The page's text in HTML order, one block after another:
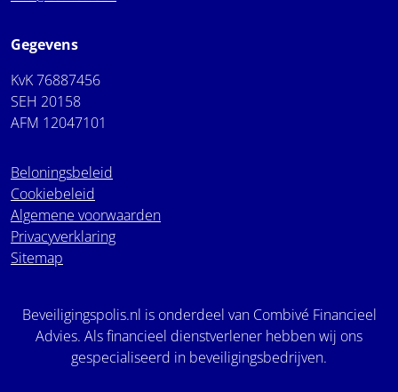
Gegevens
KvK 76887456
SEH 20158
AFM 12047101
Beloningsbeleid
Cookiebeleid
Algemene voorwaarden
Privacyverklaring
Sitemap
Beveiligingspolis.nl is onderdeel van Combivé Financieel
Advies. Als financieel dienstverlener hebben wij ons
gespecialiseerd in beveiligingsbedrijven.